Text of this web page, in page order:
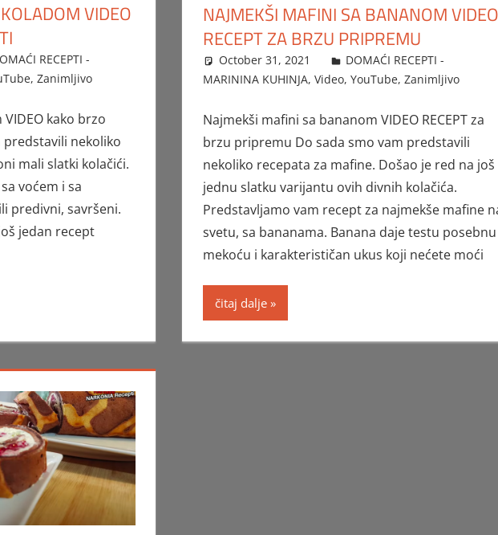
VIDEO
RECEPTI -
, Zanimljivo
kako brzo
nekoliko
mali slatki kolačići.
voćem i sa
predivni, savršeni.
jedan recept
NAJMEKŠI MAFINI SA BANANOM VIDEO
RECEPT ZA BRZU PRIPREMU
October 31, 2021 FTorgAdmin
DOMAĆI RECEPTI -
MARININA KUHINJA, Video, YouTube, Zanimljivo
Najmekši mafini sa bananom VIDEO RECEPT za
brzu pripremu Do sada smo vam predstavili
nekoliko recepata za mafine. Došao je red na još
jednu slatku varijantu ovih divnih kolačića.
Predstavljamo vam recept za najmekše mafine
svetu, sa bananama. Banana daje testu posebnu
mekoću i karakterističan ukus koji nećete moći
čitaj dalje